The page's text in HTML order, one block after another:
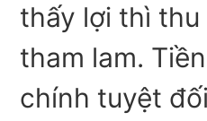
thấy lợi thì
tham lam.
chính tuyệt